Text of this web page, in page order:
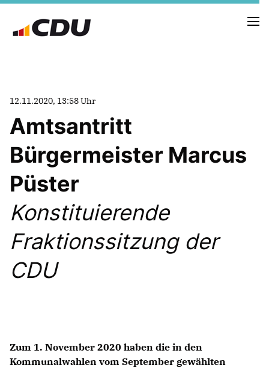
FRAKTION
VORSTAND
AUSSCHÜSSE & DRITTORGANISATIONEN
ANTRÄGE
12.11.2020, 13:58 Uhr
Amtsantritt
Bürgermeister Marcus
Püster
Konstituierende
Fraktionssitzung der
CDU
Zum 1. November 2020 haben die in den
Kommunalwahlen vom September gewählten